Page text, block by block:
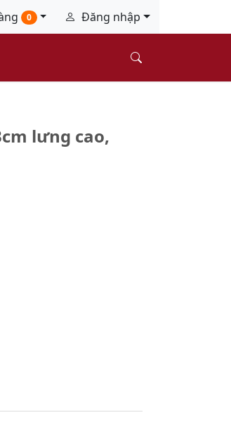
0 Đăng nhập
lưng cao,